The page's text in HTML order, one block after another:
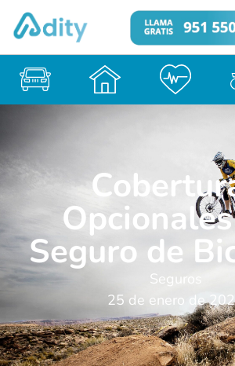
Seguro de
Seguros
25 de enero de